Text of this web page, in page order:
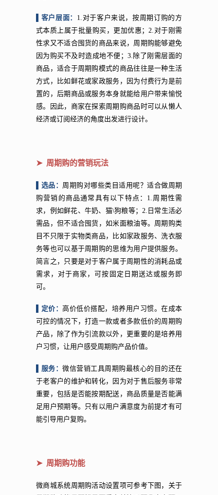
▌客户层面： 1.对于客户来说，按周期订购的方
式本质上属于批量购买，更加优惠；2.对于刚需
性求又不适合囤货的商品来说，周期购能够避免
因为购买不及时造成地不便；3.除了刚需层面的
商品，适合于周期购模式的商品往往是一种生活
方式，比如鲜花或家政服务，因为付费行为是前
置的，后期商品或服务本身就能给用户带来愉悦
感。因此，商家在探索周期购商品时可以从懒人
经济或订阅经济的角度出发进行设计。
➤ 周期购的营销玩法
▌选品： 周期购对哪些类目适用呢？适合做周期
购营销的商品通常具有以下特点：1.周期性需
求，例如鲜花、牛奶、猫\狗粮等；2.日常生活必
需品，但不适合囤货，如米面粮油等。周期购类
目不只限于实物类商品，比如家政服务、洗衣服
务等也可以基于周期购的思维为用户提供服务。
简言之，只要是对于客户属于周期性的消耗品或
需求，对于商家，可按固定日期送达或服务即
可。
▌定价： 高价低价搭配，培养用户习惯。 在成本
可控的情况下，打造一款或者多款低价的周期购
产品，除了作为引流款以外，更重要的是培养用
户习惯，让用户感受周期购产品价值。
▌服务： 微信营销工具周期购最核心的目的还在
于老客户的维护和转化，因为对于售后服务非常
重要，包括是否能按期配送，商品质量是否能满
足用户预期等。只有以用户满意度为前提才有可
能引导用户复购。
➤ 周期购功能
微商城系统周期购活动设置项可参考下图，关于